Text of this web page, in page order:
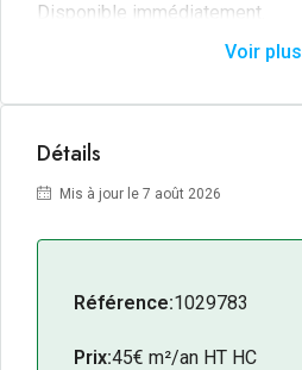
Disponible immédiatement.
Voir plus
Détails
Mis à jour le 7 août 2026
Référence:1029783
Prix:45€ m²/an HT HC